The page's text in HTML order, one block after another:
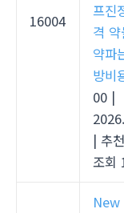
16004
프진
격
약파
방비
00 |
| 추
조회
New